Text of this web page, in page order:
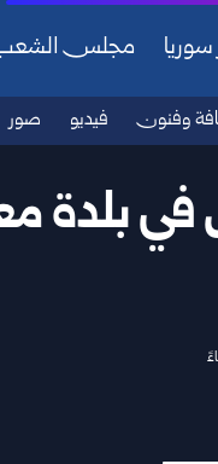
سوريا مجلس
وفنون فيديو صور
في بلدة